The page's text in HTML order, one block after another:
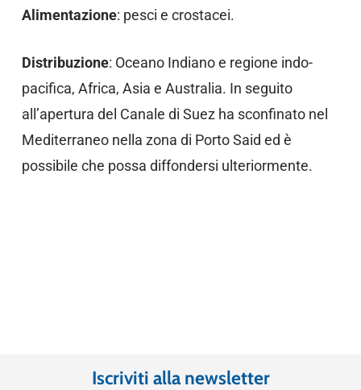
Alimentazione: pesci e crostacei.
Distribuzione: Oceano Indiano e regione indo-
pacifica, Africa, Asia e Australia. In seguito
all’apertura del Canale di Suez ha sconfinato nel
Mediterraneo nella zona di Porto Said ed è
possibile che possa diffondersi ulteriormente.
Iscriviti alla newsletter